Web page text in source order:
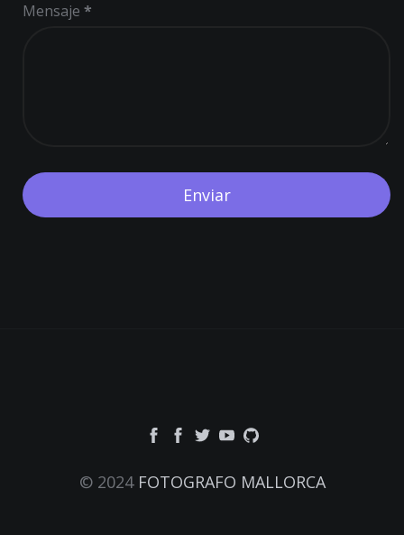
Mensaje *
© 2024 FOTOGRAFO MALLORCA